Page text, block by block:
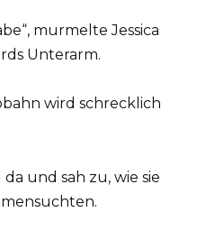
murmelte Jessica
Unterarm.
wird schrecklich
und sah zu, wie sie